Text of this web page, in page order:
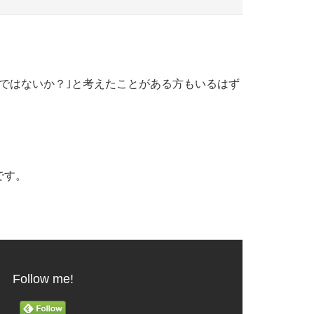
はないか？｣と考えたことがある方もいるはず
。
Follow me!